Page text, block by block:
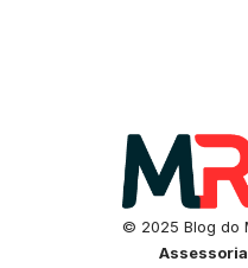
© 2025 Blog do